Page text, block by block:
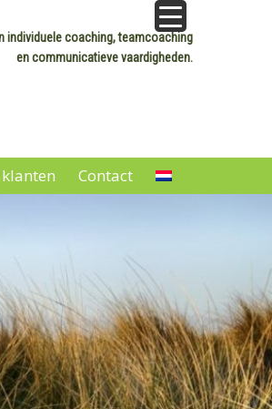
individuele coaching, teamcoaching
en communicatieve vaardigheden.
klanten Contact